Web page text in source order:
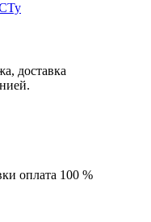
доставка
оплата 100 %